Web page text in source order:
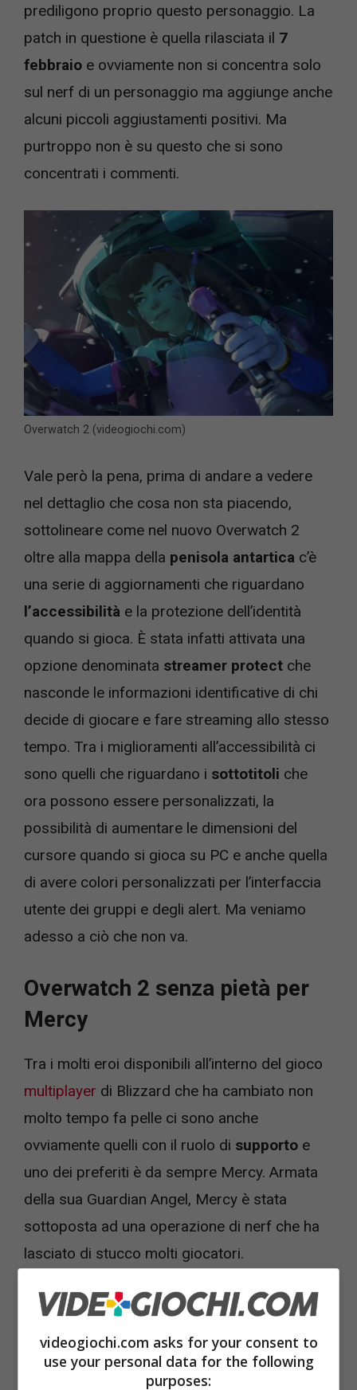
prediligono proprio questo personaggio. La
patch in questione è quella rilasciata il 7
febbraio e ovviamente non si concentra solo
sul nerf di un personaggio ma aggiunge anche
alcuni piccoli aggiustamenti positivi. Ma
purtroppo non è su questo che si sono
concentrati i commenti.
Overwatch 2 (videogiochi.com)
Vale però la pena, prima di andare a vedere
nel dettaglio che cosa non sta piacendo,
sottolineare come nel nuovo Overwatch 2
oltre alla mappa della penisola antartica c’è
una serie di aggiornamenti che riguardano
l’accessibilità e la protezione dell’identità
quando si gioca. È stata infatti attivata una
opzione denominata streamer protect che
nasconde le informazioni identificative di chi
decide di giocare e fare streaming allo stesso
tempo. Tra i miglioramenti all’accessibilità ci
sono quelli che riguardano i sottotitoli che
ora possono essere personalizzati, la
possibilità di aumentare le dimensioni del
cursore quando si gioca su PC e anche quella
di avere colori personalizzati per l’interfaccia
utente dei gruppi e degli alert. Ma veniamo
adesso a ciò che non va.
Overwatch 2 senza pietà per
Mercy
Tra i molti eroi disponibili all’interno del gioco
multiplayer di Blizzard che ha cambiato non
molto tempo fa pelle ci sono anche
ovviamente quelli con il ruolo di supporto e
uno dei preferiti è da sempre Mercy. Armata
della sua Guardian Angel, Mercy è stata
sottoposta ad una operazione di nerf che ha
lasciato di stucco molti giocatori.
videogiochi.com asks for your consent to
use your personal data for the following
purposes: